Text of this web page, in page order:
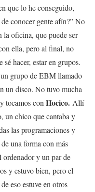
que lo he conseguido,
conocer gente afín?” No
la oficina, que puede ser
ella, pero al final, no
hacer, estar en grupos.
grupo de EBM llamado
un disco. No tuvo mucha
tocamos conHocico. Allí
un chico que cantaba y
las programaciones y
una forma con más
ordenador y un par de
y estuvo bien, pero el
eso estuve en otros